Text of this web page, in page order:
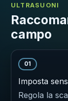
ULTRASUONI
campo
01
Imposta
Regola la